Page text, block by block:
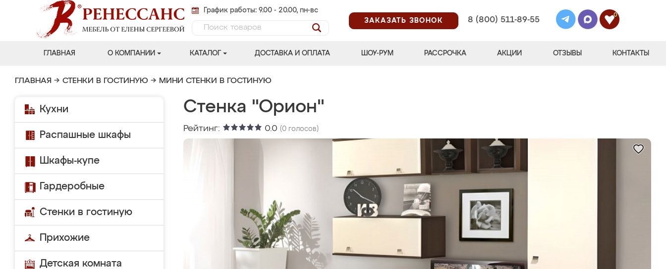
График работы: 9.00 - 20.00, пн-вс
ЗАКАЗАТЬ ЗВОНОК
8 (800) 511-89-55
0
ГЛАВНАЯ О КОМПАНИИ КАТАЛОГ ДОСТАВКА И ОПЛАТА ШОУ-РУМ РАССРОЧКА АКЦИИ ОТЗЫВЫ КОНТАКТЫ
ГЛАВНАЯ → СТЕНКИ В ГОСТИНУЮ → МИНИ СТЕНКИ В ГОСТИНУЮ
Кухни
Распашные шкафы
Шкафы-купе
Гардеробные
Стенки в гостиную
Прихожие
Детская комната
Стенка "Орион"
Рейтинг: 0.0 (0 голосов)